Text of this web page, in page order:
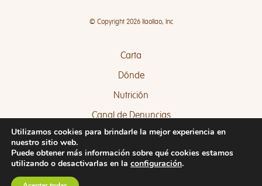
© Copyright 2026 llaollao, Inc
Carta
Dónde
Nutrición
Canal de Denuncias
Quejas y Sugerencias
Utilizamos cookies para brindarle la mejor experiencia en
nuestro sitio web.
Puede obtener más información sobre qué cookies estamos
utilizando o desactivarlas en la configuración.